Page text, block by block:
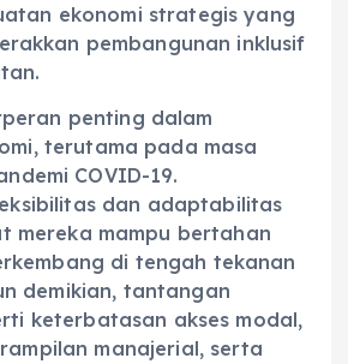
ekonomi strategis yang
pembangunan inklusif
penting dalam
terutama pada masa
COVID-19.
dan adaptabilitas
mereka mampu bertahan
di tengah tekanan
demikian, tantangan
keterbatasan akses modal,
manajerial, serta